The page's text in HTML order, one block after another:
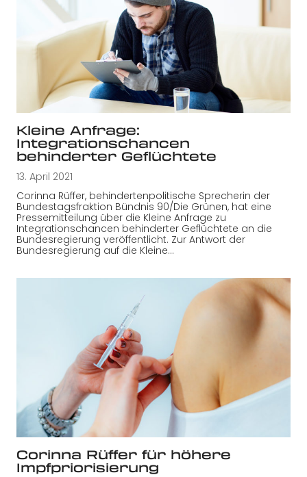
Kleine Anfrage:
Integrationschancen
behinderter Geflüchtete
13. April 2021
Corinna Rüffer, behindertenpolitische Sprecherin der
Bundestagsfraktion Bündnis 90/Die Grünen, hat eine
Pressemitteilung über die Kleine Anfrage zu
Integrationschancen behinderter Geflüchtete an die
Bundesregierung veröffentlicht. Zur Antwort der
Bundesregierung auf die Kleine…
Corinna Rüffer für höhere
Impfpriorisierung